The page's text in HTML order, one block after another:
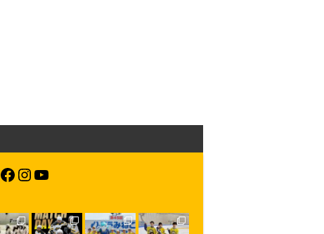
Facebook
Instagram
YouTube